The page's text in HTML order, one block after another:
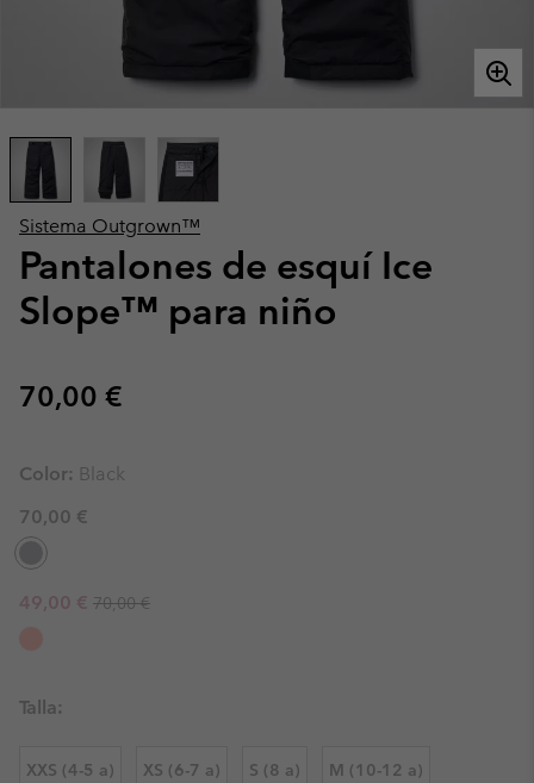
Sistema Outgrown™
Pantalones de esquí Ice
Slope™ para niño
Regular price:
70,00 €
Color: Black
70,00 €
Sale price:
49,00 € Regular price:
70,00 €
Talla:
XXS (4-5 a) XS (6-7 a) S (8 a) M (10-12 a)